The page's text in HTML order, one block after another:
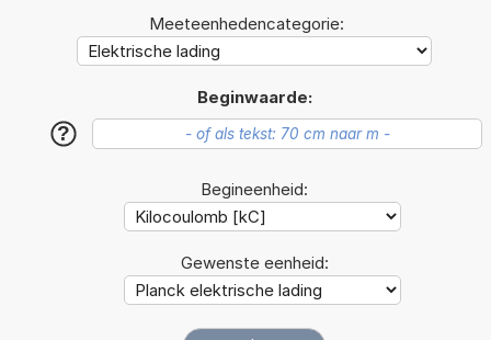
Meeteenhedencategorie:
Beginwaarde:
?
Begineenheid:
Gewenste eenheid: